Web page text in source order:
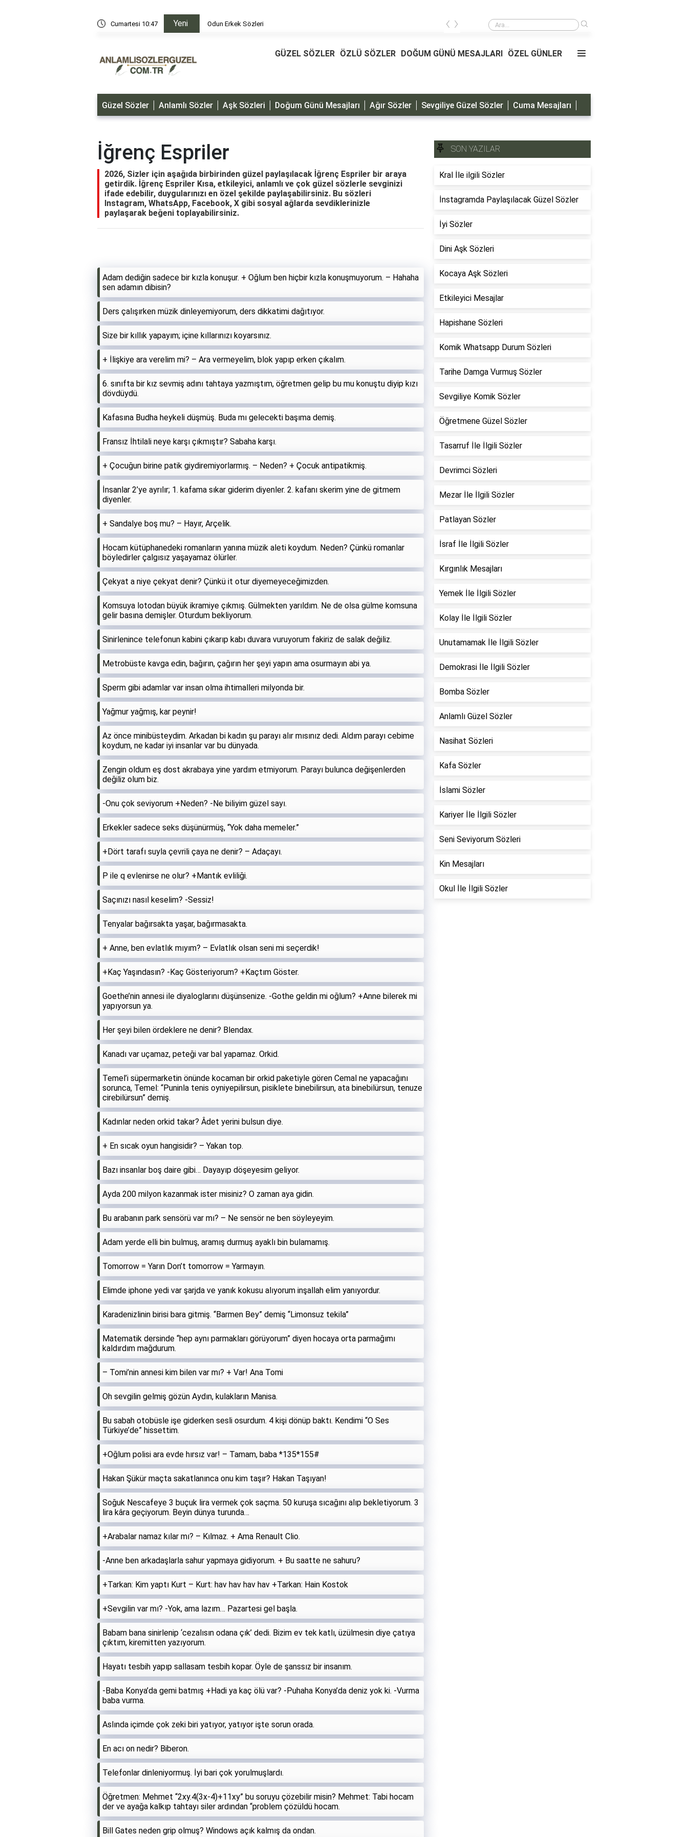
Cumartesi 10:47 Yeni Odun Erkek Sözleri Oğluma Doğum Günü Mesajları
‹ ›
GÜZEL SÖZLER ÖZLÜ SÖZLER DOĞUM GÜNÜ MESAJLARI ÖZEL GÜNLER
Güzel Sözler Anlamlı Sözler Aşk Sözleri Doğum Günü Mesajları Ağır Sözler Sevgiliye Güzel Sözler Cuma Mesajları
İğrenç Espriler
2026, Sizler için aşağıda birbirinden güzel paylaşılacak İğrenç Espriler bir araya
getirdik. İğrenç Espriler Kısa, etkileyici, anlamlı ve çok güzel sözlerle sevginizi
ifade edebilir, duygularınızı en özel şekilde paylaşabilirsiniz. Bu sözleri
Instagram, WhatsApp, Facebook, X gibi sosyal ağlarda sevdiklerinizle
paylaşarak beğeni toplayabilirsiniz.
Adam dediğin sadece bir kızla konuşur. + Oğlum ben hiçbir kızla konuşmuyorum. – Hahaha
sen adamın dibisin?
Ders çalışırken müzik dinleyemiyorum, ders dikkatimi dağıtıyor.
Size bir kıllık yapayım; içine kıllarınızı koyarsınız.
+ İlişkiye ara verelim mi? – Ara vermeyelim, blok yapıp erken çıkalım.
6. sınıfta bir kız sevmiş adını tahtaya yazmıştım, öğretmen gelip bu mu konuştu diyip kızı
dövdüydü.
Kafasına Budha heykeli düşmüş. Buda mı gelecekti başıma demiş.
Fransız İhtilali neye karşı çıkmıştır? Sabaha karşı.
+ Çocuğun birine patik giydiremiyorlarmış. – Neden? + Çocuk antipatikmiş.
İnsanlar 2’ye ayrılır; 1. kafama sıkar giderim diyenler. 2. kafanı skerim yine de gitmem
diyenler.
+ Sandalye boş mu? – Hayır, Arçelik.
Hocam kütüphanedeki romanların yanına müzik aleti koydum. Neden? Çünkü romanlar
böyledirler çalgısız yaşayamaz ölürler.
Çekyat a niye çekyat denir? Çünkü it otur diyemeyeceğimizden.
Komsuya lotodan büyük ikramiye çıkmış. Gülmekten yarıldım. Ne de olsa gülme komsuna
gelir basına demişler. Oturdum bekliyorum.
Sinirlenince telefonun kabini çıkarıp kabı duvara vuruyorum fakiriz de salak değiliz.
Metrobüste kavga edin, bağırın, çağırın her şeyi yapın ama osurmayın abi ya.
Sperm gibi adamlar var insan olma ihtimalleri milyonda bir.
Yağmur yağmış, kar peynir!
Az önce minibüsteydim. Arkadan bi kadın şu parayı alır mısınız dedi. Aldım parayı cebime
koydum, ne kadar iyi insanlar var bu dünyada.
Zengin oldum eş dost akrabaya yine yardım etmiyorum. Parayı bulunca değişenlerden
değiliz olum biz.
-Onu çok seviyorum +Neden? -Ne biliyim güzel sayı.
Erkekler sadece seks düşünürmüş, “Yok daha memeler.”
+Dört tarafı suyla çevrili çaya ne denir? – Adaçayı.
P ile q evlenirse ne olur? +Mantık evliliği.
Saçınızı nasıl keselim? -Sessiz!
Tenyalar bağırsakta yaşar, bağırmasakta.
+ Anne, ben evlatlık mıyım? – Evlatlık olsan seni mi seçerdik!
‎+Kaç Yaşındasın? -Kaç Gösteriyorum? +Kaçtım Göster.
Goethe’nin annesi ile diyaloglarını düşünsenize. -Gothe geldin mi oğlum? +Anne bilerek mi
yapıyorsun ya.
Her şeyi bilen ördeklere ne denir? Blendax.
Kanadı var uçamaz, peteği var bal yapamaz. Orkid.
Temel’i süpermarketin önünde kocaman bir orkid paketiyle gören Cemal ne yapacağını
sorunca, Temel: “Puninla tenis oyniyepilirsun, pisiklete binebilirsun, ata binebilürsun, tenuze
cirebilürsun” demiş.
Kadınlar neden orkid takar? Âdet yerini bulsun diye.
+ En sıcak oyun hangisidir? – Yakan top.
Bazı insanlar boş daire gibi… Dayayıp döşeyesim geliyor.
Ayda 200 milyon kazanmak ister misiniz? O zaman aya gidin.
Bu arabanın park sensörü var mı? – Ne sensör ne ben söyleyeyim.
Adam yerde elli bin bulmuş, aramış durmuş ayaklı bin bulamamış.
Tomorrow = Yarın Don’t tomorrow = Yarmayın.
Elimde iphone yedi var şarjda ve yanık kokusu alıyorum inşallah elim yanıyordur.
Karadenizlinin birisi bara gitmiş. “Barmen Bey” demiş “Limonsuz tekila”
Matematik dersinde “hep aynı parmakları görüyorum” diyen hocaya orta parmağımı
kaldırdım mağdurum.
– Tomi’nin annesi kim bilen var mı? + Var! Ana Tomi
Oh sevgilin gelmiş gözün Aydın, kulakların Manisa.
Bu sabah otobüsle işe giderken sesli osurdum. 4 kişi dönüp baktı. Kendimi “O Ses
Türkiye’de” hissettim.
‎+Oğlum polisi ara evde hırsız var! – Tamam, baba *135*155#
Hakan Şükür maçta sakatlanınca onu kim taşır? Hakan Taşıyan!
Soğuk Nescafeye 3 buçuk lira vermek çok saçma. 50 kuruşa sıcağını alıp bekletiyorum. 3
lira kâra geçiyorum. Beyin dünya turunda…
+Arabalar namaz kılar mı? – Kılmaz. + Ama Renault Clio.
-Anne ben arkadaşlarla sahur yapmaya gidiyorum. + Bu saatte ne sahuru?
+Tarkan: Kim yaptı Kurt – Kurt: hav hav hav hav +Tarkan: Hain Kostok
+Sevgilin var mı? -Yok, ama lazım… Pazartesi gel başla.
Babam bana sinirlenip ‘cezalısın odana çık’ dedi. Bizim ev tek katlı, üzülmesin diye çatıya
çıktım, kiremitten yazıyorum.
Hayatı tesbih yapıp sallasam tesbih kopar. Öyle de şanssız bir insanım.
-Baba Konya’da gemi batmış +Hadi ya kaç ölü var? -Puhaha Konya’da deniz yok ki. -Vurma
baba vurma.
Aslında içimde çok zeki biri yatıyor, yatıyor işte sorun orada.
En acı on nedir? Biberon.
Telefonlar dinleniyormuş. İyi bari çok yorulmuşlardı.
Öğretmen: Mehmet “2xy.4(3x-4)+11xy” bu soruyu çözebilir misin? Mehmet: Tabi hocam
der ve ayağa kalkıp tahtayı siler ardından “problem çözüldü hocam.
Bill Gates neden grip olmuş? Windows açık kalmış da ondan.
SON YAZILAR
Kral İle ilgili Sözler
İnstagramda Paylaşılacak Güzel Sözler
İyi Sözler
Dini Aşk Sözleri
Kocaya Aşk Sözleri
Etkileyici Mesajlar
Hapishane Sözleri
Komik Whatsapp Durum Sözleri
Tarihe Damga Vurmuş Sözler
Sevgiliye Komik Sözler
Öğretmene Güzel Sözler
Tasarruf İle İlgili Sözler
Devrimci Sözleri
Mezar İle İlgili Sözler
Patlayan Sözler
İsraf İle İlgili Sözler
Kırgınlık Mesajları
Yemek İle İlgili Sözler
Kolay İle İlgili Sözler
Unutamamak İle İlgili Sözler
Demokrasi İle İlgili Sözler
Bomba Sözler
Anlamlı Güzel Sözler
Nasihat Sözleri
Kafa Sözler
İslami Sözler
Kariyer İle İlgili Sözler
Seni Seviyorum Sözleri
Kin Mesajları
Okul İle İlgili Sözler